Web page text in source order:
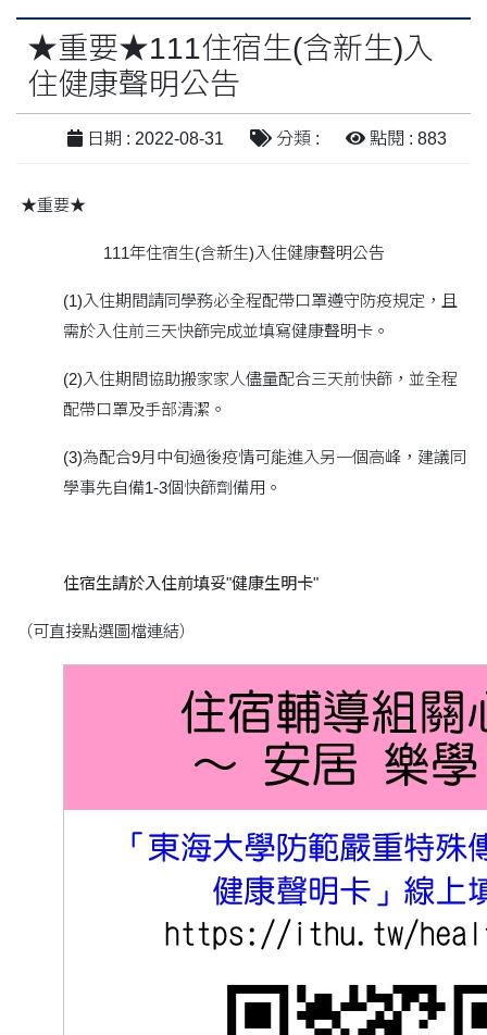
★重要★111住宿生(含新生)入
住健康聲明公告
日期 : 2022-08-31 分類 : 點閱 : 883
★重要★
111年住宿生(含新生)入住健康聲明公告
(1)入住期間請同學務必全程配帶口罩遵守防疫規定，且
需於入住前三天快篩完成並填寫健康聲明卡。
(2)入住期間協助搬家家人儘量配合三天前快篩，並全程
配帶口罩及手部清潔。
(3)為配合9月中旬過後疫情可能進入另一個高峰，建議同
學事先自備1-3個快篩劑備用。
住宿生請於入住前填妥"健康生明卡"
（可直接點選圖檔連結）